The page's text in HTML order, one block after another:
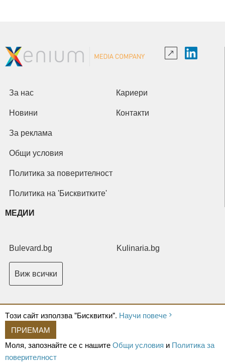
Tози сайт използва "Бисквитки". Научи повече
ПРИЕМАМ
Моля, запознайте се с нашитеОбщи условия и Политика за
поверителност
За нас Кариери
Новини Контакти
За реклама
Общи условия
Политика за поверителност
Политика на 'Бисквитките'
МЕДИИ
Bulevard.bg Kulinaria.bg
Виж всички
Copyright © 2026 Ксениум ООД. Всички права запазени.
XeniumCompany.com